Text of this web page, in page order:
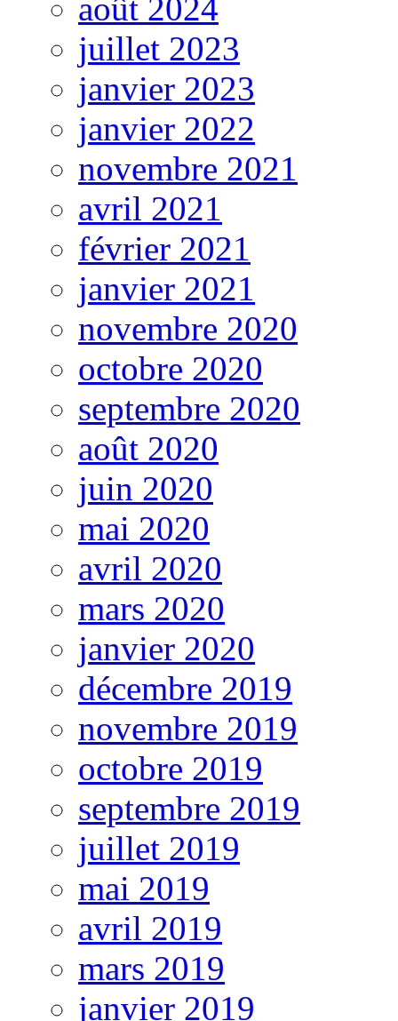
août 2024
juillet 2023
janvier 2023
janvier 2022
novembre 2021
avril 2021
février 2021
janvier 2021
novembre 2020
octobre 2020
septembre 2020
août 2020
juin 2020
mai 2020
avril 2020
mars 2020
janvier 2020
décembre 2019
novembre 2019
octobre 2019
septembre 2019
juillet 2019
mai 2019
avril 2019
mars 2019
janvier 2019